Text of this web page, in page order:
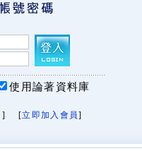
使用論著資料庫
] [立即加入會員]